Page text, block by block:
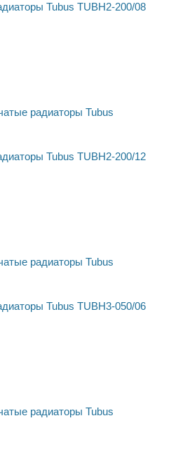
Tubus TUBH2-200/08
Tubus TUBH2-200/12
Tubus TUBH3-050/06